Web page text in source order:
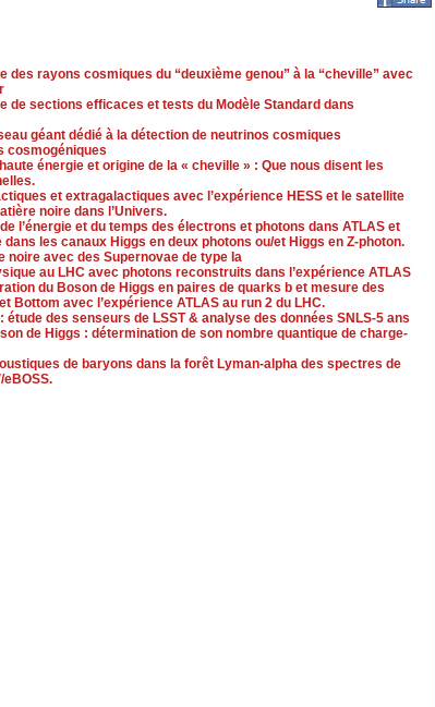
des rayons cosmiques du “deuxième genou” à la “cheville” avec
de sections efficaces et tests du Modèle Standard dans
géant dédié à la détection de neutrinos cosmiques
cosmogéniques
énergie et origine de la « cheville » : Que nous disent les
et extragalactiques avec l’expérience HESS et le satellite
noire dans l’Univers.
l’énergie et du temps des électrons et photons dans ATLAS et
les canaux Higgs en deux photons ou/et Higgs en Z-photon.
noire avec des Supernovae de type Ia
au LHC avec photons reconstruits dans l’expérience ATLAS
du Boson de Higgs en paires de quarks b et mesure des
Bottom avec l’expérience ATLAS au run 2 du LHC.
étude des senseurs de LSST & analyse des données SNLS-5 ans
de Higgs : détermination de son nombre quantique de charge-
de baryons dans la forêt Lyman-alpha des spectres de
eBOSS.